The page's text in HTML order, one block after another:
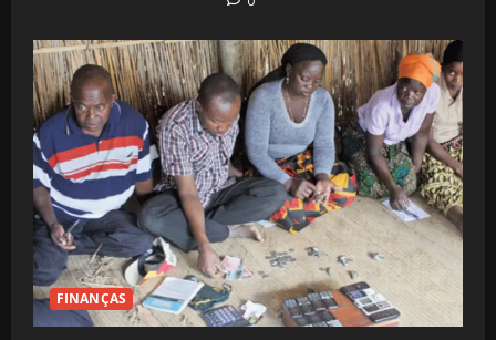
FINANÇAS